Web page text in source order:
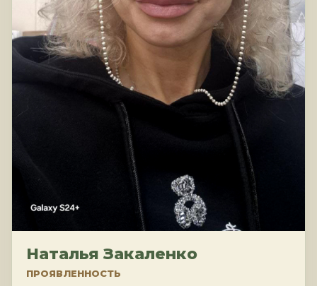
Наталья Закаленко
ПРОЯВЛЕННОСТЬ